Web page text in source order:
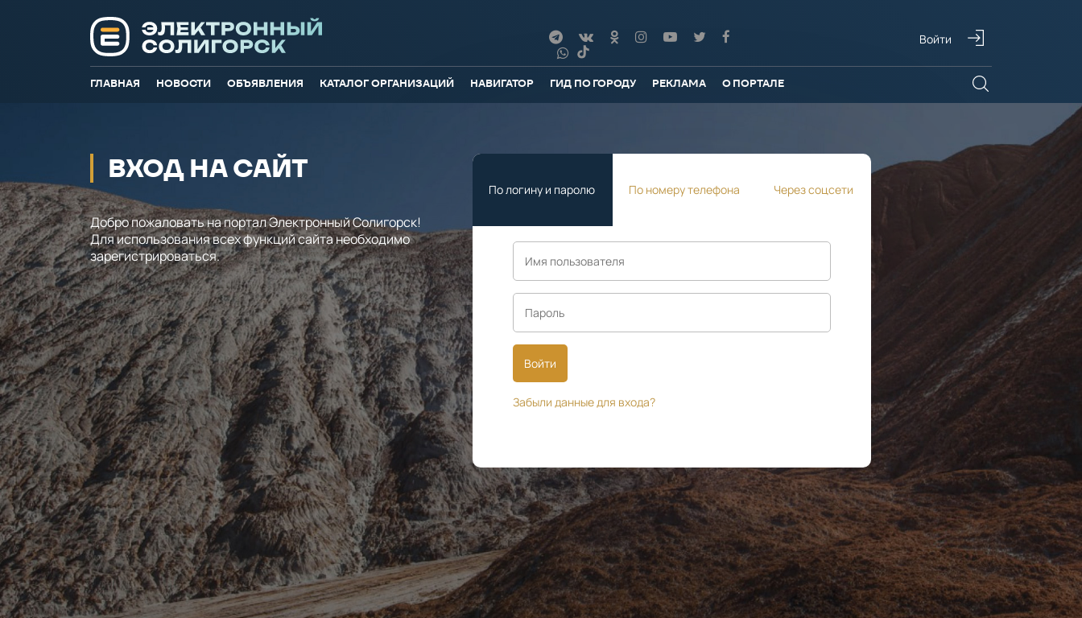
Войти
ГЛАВНАЯ НОВОСТИ ОБЪЯВЛЕНИЯ КАТАЛОГ ОРГАНИЗАЦИЙ НАВИГАТОР ГИД ПО ГОРОДУ РЕКЛАМА О ПОРТАЛЕ
ВХОД НА САЙТ
Добро пожаловать на портал Электронный Солигорск!
Для использования всех функций сайта необходимо
зарегистрироваться.
По логину и паролю По номеру телефона Через соцсети
Войти
Забыли данные для входа?